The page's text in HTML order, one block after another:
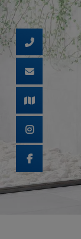
schließen
schließen
schließen